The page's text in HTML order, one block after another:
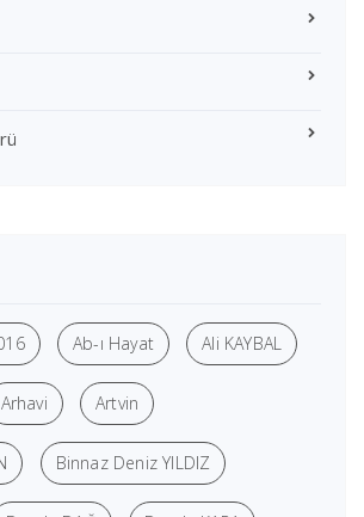
Ab-ı Hayat Ali KAYBAL
Arhavi Artvin
Binnaz Deniz YILDIZ